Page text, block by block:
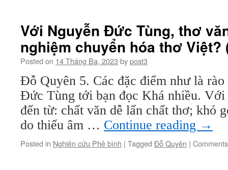
Với Nguyễn Đức Tùng, thơ
nghiệm chuyển hóa thơ Việt?
Posted on 14 Tháng Ba, 2023 bypost3
Đỗ Quyên 5. Các đặc điểm như là
Đức Tùng tới bạn đọc Khá nhiều. Với
đến từ: chất văn dễ lấn chất thơ; khó
do thiếu âm … Continue reading →
Posted in Nghiên cứu Phê bình | Tagged Đỗ Quyên |